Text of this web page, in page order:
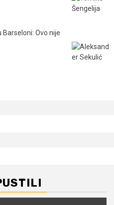
Ovo nije